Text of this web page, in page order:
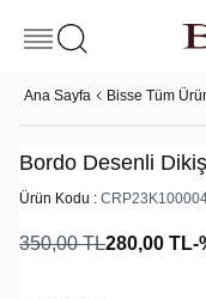
Ana Sayfa Bisse Tüm
Bordo Desenli
Ürün Kodu :
350,00TL280,00 TL-